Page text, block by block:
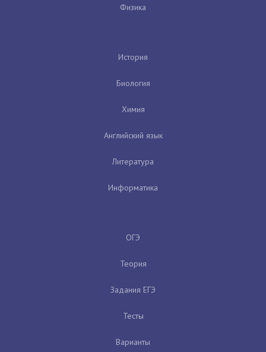
Физика
История
Биология
Химия
Английский язык
Литература
Информатика
ОГЭ
Теория
Задания ЕГЭ
Тесты
Варианты